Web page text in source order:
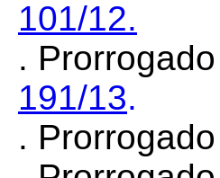
101/12.
.
191/13.
.